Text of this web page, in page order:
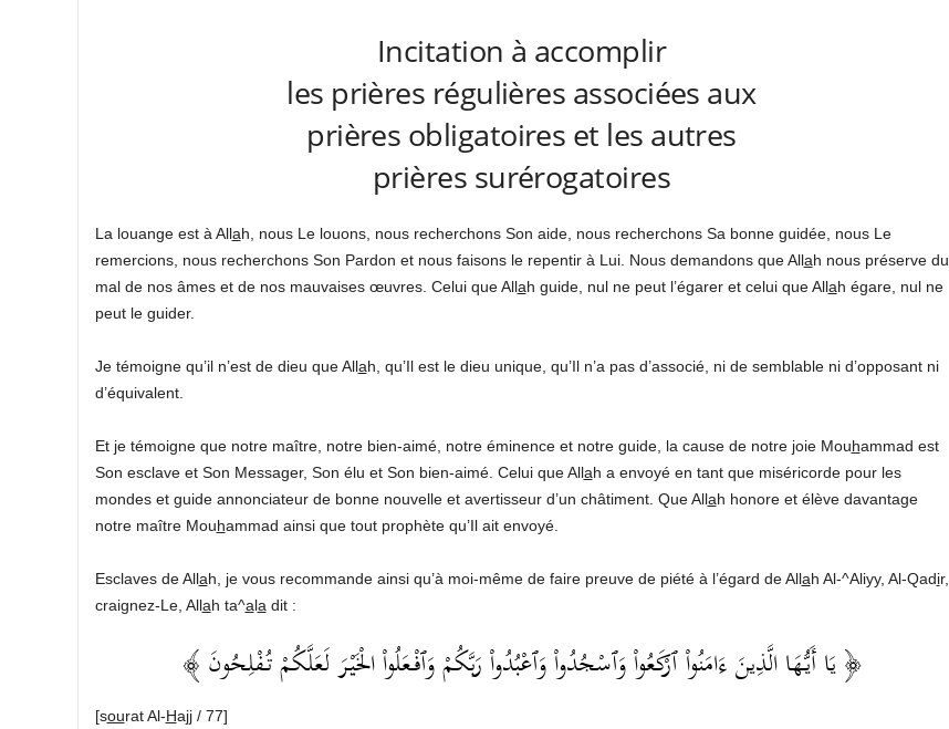
Incitation à accomplir
les prières régulières associées aux
prières obligatoires et les autres
prières surérogatoires
La louange est à Allah, nous Le louons, nous recherchons Son aide, nous recherchons Sa bonne guidée, nous Le
remercions, nous recherchons Son Pardon et nous faisons le repentir à Lui. Nous demandons que Allah nous préserve du
mal de nos âmes et de nos mauvaises œuvres. Celui que Allah guide, nul ne peut l’égarer et celui que Allah égare, nul ne
peut le guider.
Je témoigne qu’il n’est de dieu que Allah, qu’Il est le dieu unique, qu’Il n’a pas d’associé, ni de semblable ni d’opposant ni
d’équivalent.
Et je témoigne que notre maître, notre bien-aimé, notre éminence et notre guide, la cause de notre joie Mouhammad est
Son esclave et Son Messager, Son élu et Son bien-aimé. Celui que Allah a envoyé en tant que miséricorde pour les
mondes et guide annonciateur de bonne nouvelle et avertisseur d’un châtiment. Que Allah honore et élève davantage
notre maître Mouhammad ainsi que tout prophète qu’Il ait envoyé.
Esclaves de Allah, je vous recommande ainsi qu’à moi-même de faire preuve de piété à l’égard de Allah Al-^Aliyy, Al-Qadir,
craignez-Le, Allah ta^ala dit :
﴿ يَا أَيُّهَا الَّذِينَ ءَامَنُواْ ٱرْكَعُواْ وَٱسْجُدُواْ وَٱعْبُدُواْ رَبَّكُمْ وَٱفْعَلُواْ الْخَيْرَ لَعَلَّكُمْ تُفْلِحُونَ ﴾
[sourat Al-Hajj / 77]